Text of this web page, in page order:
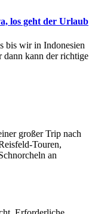
los geht der Urlaub
bis wir in Indonesien
dann kann der richtige
großer Trip nach
Touren,
an